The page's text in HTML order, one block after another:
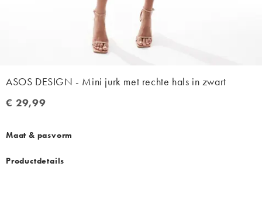
ASOS DESIGN - Mini jurk met rechte hals in zwart
€ 29,99
€ 29,99
Maat & pasvorm
Productdetails